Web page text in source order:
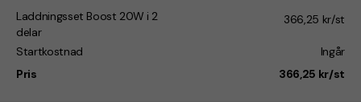
Laddningsset Boost 20W i 2
delar
366,25 kr/st
Startkostnad
Ingår
Pris
366,25 kr/st